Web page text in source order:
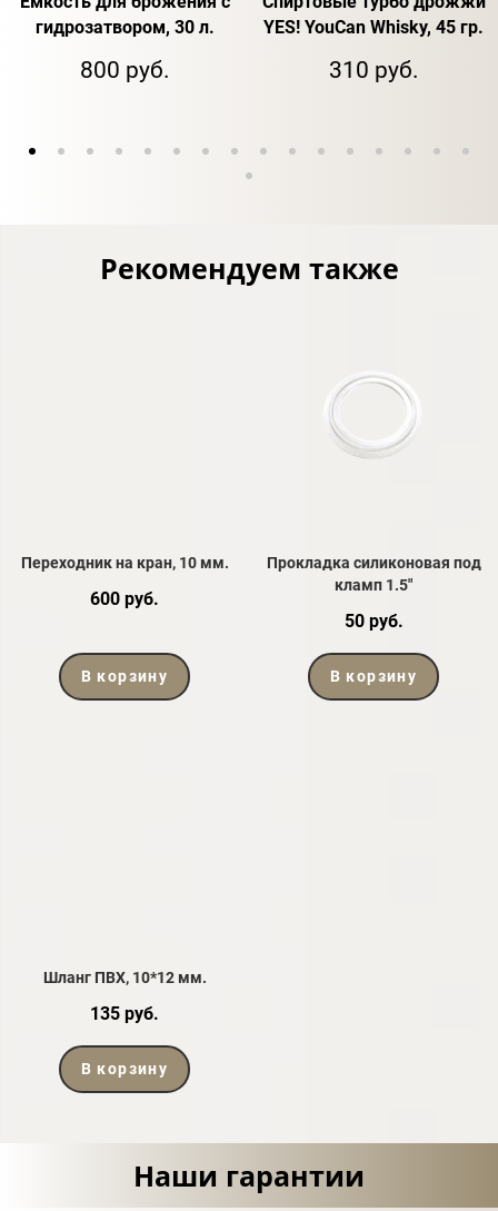
гидрозатвором, 30 л.
800 руб.
YES! YouCan Whisky, 45 гр.
310 руб.
Рекомендуем также
Переходник на кран, 10 мм.
600 руб.
В корзину
Прокладка силиконовая под
кламп 1.5"
50 руб.
В корзину
Шланг ПВХ, 10*12 мм.
135 руб.
В корзину
Наши гарантии